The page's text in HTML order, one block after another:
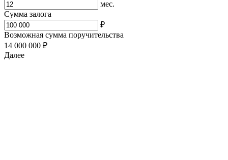
мес.
Сумма залога
₽
Возможная сумма поручительства
14 000 000 ₽
Далее